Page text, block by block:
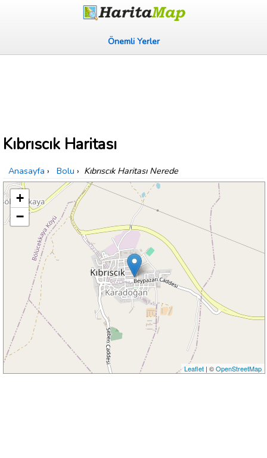
Önemli Yerler
Kıbrıscık Haritası
Anasayfa › Bolu › Kıbrıscık Haritası Nerede
+
−
Leaflet | ©OpenStreetMap